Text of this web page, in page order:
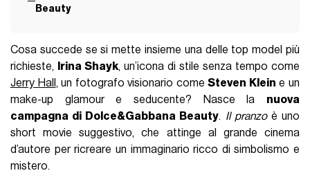
Beauty
Cosa succede se si mette insieme una delle top model più
richieste,
Irina Shayk, un’icona di stile senza tempo come
Jerry Hall , un fotografo visionario comeSteven Klein e un
make-up glamour e seducente? Nasce la nuova
campagna di Dolce&Gabbana Beauty. Il pranzoè uno
short movie suggestivo, che attinge al grande cinema
d’autore per ricreare un immaginario ricco di simbolismo e
mistero.